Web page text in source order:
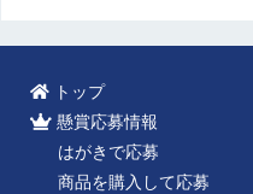
トップ
懸賞応募情報
はがきで応募
商品を購入して応募